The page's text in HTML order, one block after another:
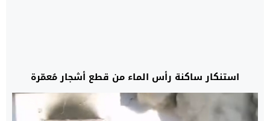
استنكار ساكنة رأس الماء من قطع أشجار مُعمّرة